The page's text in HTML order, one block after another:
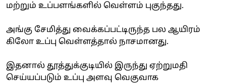
மற்றும் உப்பளங்களில் வெள்ளம் புகுந்தது.
அங்கு சேமித்து வைக்கப்பட்டிருந்த பல ஆயிரம்
கிலோ உப்பு வெள்ளத்தால் நாசமானது.
இதனால் தூத்துக்குடியில் இருந்து ஏற்றுமதி
செய்யப்படும் உப்பு அளவு வெகுவாக